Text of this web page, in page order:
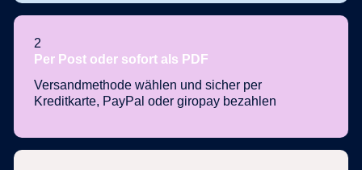
2
Per Post oder sofort als PDF
Versandmethode wählen und sicher per
Kreditkarte, PayPal oder giropay bezahlen